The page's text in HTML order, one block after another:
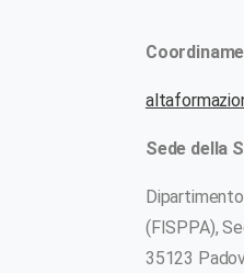
Sede della
(FISPPA),
35123
PROGETTI